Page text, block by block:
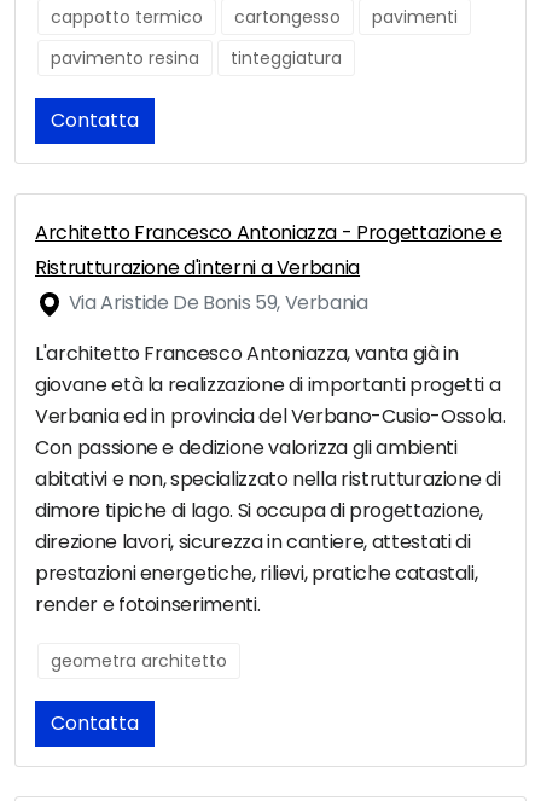
cappotto termico cartongesso
pavimenti
pavimento resina
tinteggiatura
Contatta
Architetto Francesco Antoniazza - Progettazione e
Ristrutturazione d'interni a Verbania
Via Aristide De Bonis 59, Verbania
L'architetto Francesco Antoniazza, vanta già in
giovane età la realizzazione di importanti progetti a
Verbania ed in provincia del Verbano-Cusio-Ossola.
Con passione e dedizione valorizza gli ambienti
abitativi e non, specializzato nella ristrutturazione di
dimore tipiche di lago. Si occupa di progettazione,
direzione lavori, sicurezza in cantiere, attestati di
prestazioni energetiche, rilievi, pratiche catastali,
render e fotoinserimenti.
geometra architetto
Contatta